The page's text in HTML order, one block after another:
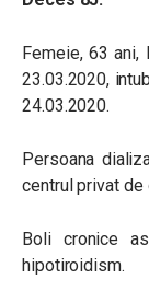
Femeie, 63 ani,
23.03.2020,
24.03.2020.
Persoana
centrul privat de
Boli cronice
hipotiroidism.